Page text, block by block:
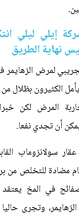
إيلي ليلي
نهاية الطريق
لمرض الزهايمر
الكثيرون بظلال
المرض لكن
أن تجدي نفعا.
سولانزوماب
مضادة للتخلص من
في المخ يعتقد
وتجرى